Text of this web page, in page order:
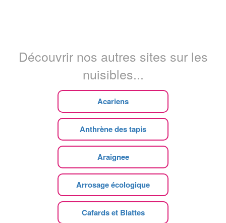
Découvrir nos autres sites sur les
nuisibles...
Acariens
Anthrène des tapis
Araignee
Arrosage écologique
Cafards et Blattes